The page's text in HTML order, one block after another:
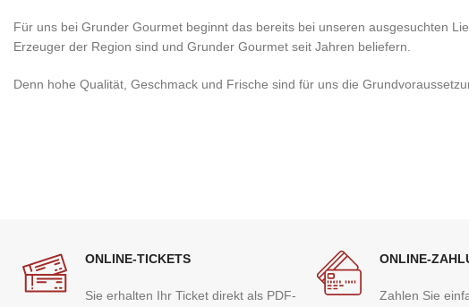
Für uns bei Grunder Gourmet beginnt das bereits bei unseren ausgesuchten
Erzeuger der Region sind und Grunder Gourmet seit Jahren beliefern.
Denn hohe Qualität, Geschmack und Frische sind für uns die
ONLINE-TICKETS
Sie erhalten Ihr Ticket direkt als PDF-
ONLINE-
Zahlen Sie